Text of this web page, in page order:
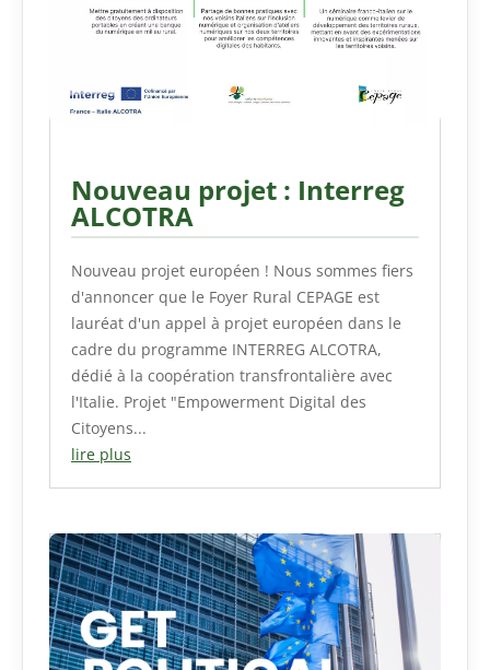
Nouveau projet : Interreg
ALCOTRA
Nouveau projet européen ! Nous sommes fiers
d'annoncer que le Foyer Rural CEPAGE est
lauréat d'un appel à projet européen dans le
cadre du programme INTERREG ALCOTRA,
dédié à la coopération transfrontalière avec
l'Italie. Projet "Empowerment Digital des
Citoyens...
lire plus